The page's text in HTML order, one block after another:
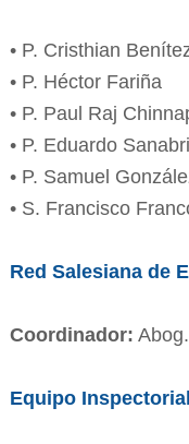
• P. Cristhian
• P. Héctor Fariña
• P. Paul Raj
• P. Eduardo
• P. Samuel
• S. Francisco
Red Salesiana de
Coordinador:
Equipo